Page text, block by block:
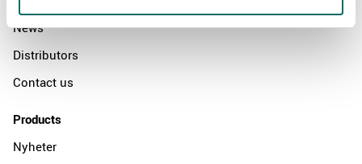
News
Distributors
Contact us
Products
Nyheter